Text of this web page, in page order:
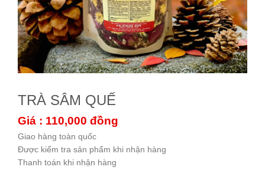
TRÀ SÂM QUẾ
Giá : 110,000 đồng
Giao hàng toàn quốc
Được kiểm tra sản phẩm khi nhận hàng
Thanh toán khi nhận hàng